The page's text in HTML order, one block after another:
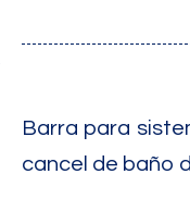
Barra para
cancel de baño